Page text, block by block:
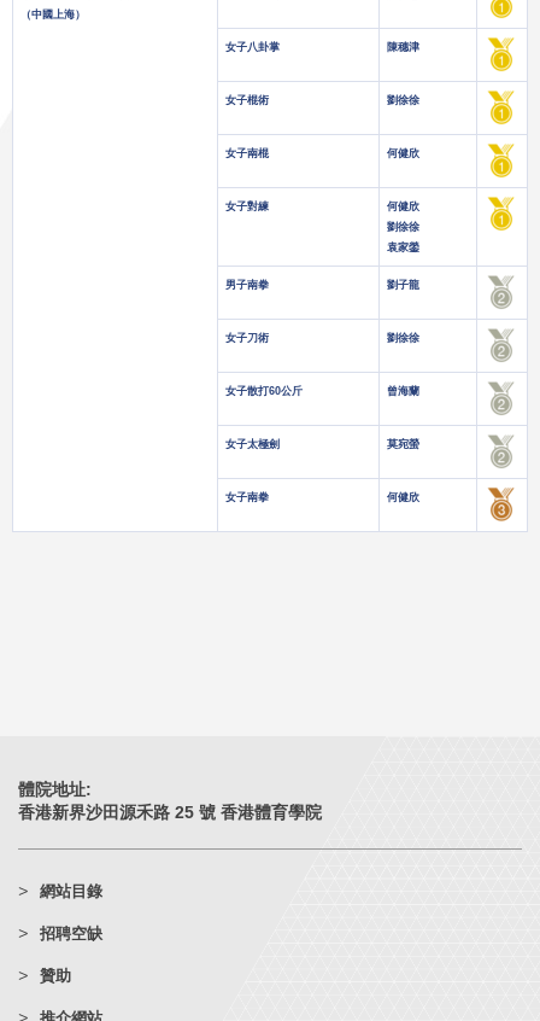
（中國上海）
女子八卦掌 陳穗津
女子棍術 劉徐徐
女子南棍 何健欣
女子對練
何健欣
劉徐徐
袁家鎣
男子南拳 劉子龍
女子刀術 劉徐徐
女子散打60公斤 曾海蘭
女子太極劍 莫宛螢
女子南拳 何健欣
體院地址:
香港新界沙田源禾路 25 號 香港體育學院
網站目錄
招聘空缺
贊助